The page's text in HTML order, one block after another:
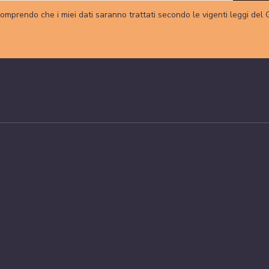
che i miei dati saranno trattati secondo le vigenti leggi del